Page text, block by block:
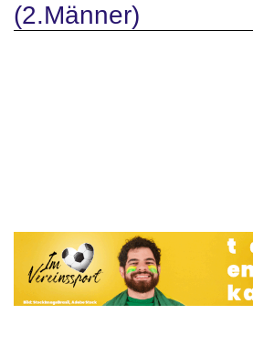
(2.Männer)